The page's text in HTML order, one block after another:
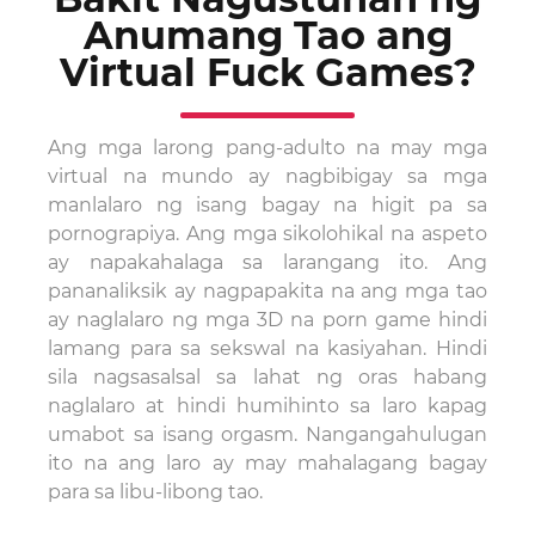
Anumang Tao ang
Virtual Fuck Games?
Ang mga larong pang-adulto na may mga
virtual na mundo ay nagbibigay sa mga
manlalaro ng isang bagay na higit pa sa
pornograpiya. Ang mga sikolohikal na aspeto
ay napakahalaga sa larangang ito. Ang
pananaliksik ay nagpapakita na ang mga tao
ay naglalaro ng mga 3D na porn game hindi
lamang para sa sekswal na kasiyahan. Hindi
sila nagsasalsal sa lahat ng oras habang
naglalaro at hindi humihinto sa laro kapag
umabot sa isang orgasm. Nangangahulugan
ito na ang laro ay may mahalagang bagay
para sa libu-libong tao.